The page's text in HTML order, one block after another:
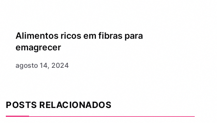
Alimentos ricos em fibras para
emagrecer
agosto 14, 2024
POSTS RELACIONADOS